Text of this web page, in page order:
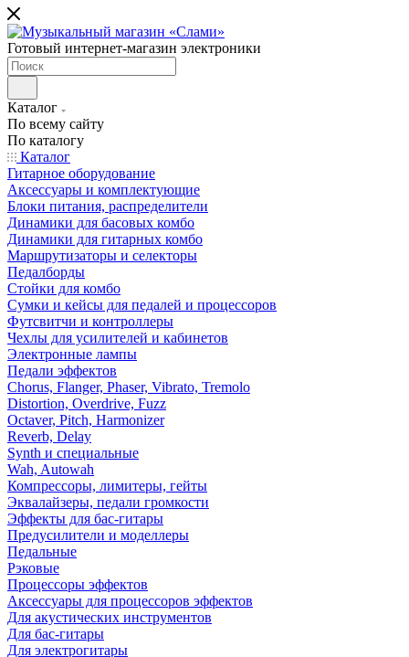
Готовый интернет-магазин электроники
Каталог
По всему сайту
По каталогу
Каталог
Гитарное оборудование
Аксессуары и комплектующие
Блоки питания, распределители
Динамики для басовых комбо
Динамики для гитарных комбо
Маршрутизаторы и селекторы
Педалборды
Стойки для комбо
Сумки и кейсы для педалей и процессоров
Футсвитчи и контроллеры
Чехлы для усилителей и кабинетов
Электронные лампы
Педали эффектов
Chorus, Flanger, Phaser, Vibrato, Tremolo
Distortion, Overdrive, Fuzz
Octaver, Pitch, Harmonizer
Reverb, Delay
Synth и специальные
Wah, Autowah
Компрессоры, лимитеры, гейты
Эквалайзеры, педали громкости
Эффекты для бас-гитары
Предусилители и моделлеры
Педальные
Рэковые
Процессоры эффектов
Аксессуары для процессоров эффектов
Для акустических инструментов
Для бас-гитары
Для электрогитары